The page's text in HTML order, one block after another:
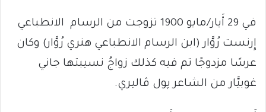
في 29 أَيار/مايو 1900 تزوجت من الرسام الانطباعي
إِرنست رُوَّار (ابن الرسام الانطباعي هنري رُوَّار) وكان
عرسًا مزدوجًا تم فيه كذلك زواجُ نسيبتها جاني
غوبيَّار من الشاعر پول ڤاليري.